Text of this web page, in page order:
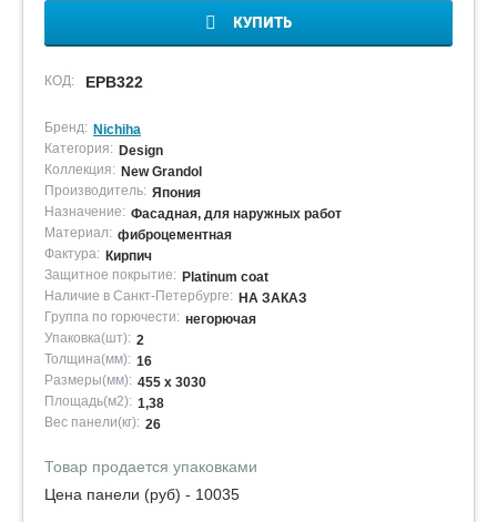
КУПИТЬ
КОД: EPB322
Бренд: Nichiha
Категория: Design
Коллекция: New Grandol
Производитель: Япония
Назначение: Фасадная, для наружных работ
Материал: фиброцементная
Фактура: Кирпич
Защитное покрытие: Platinum coat
Наличие в Санкт-Петербурге: НА ЗАКАЗ
Группа по горючести: негорючая
Упаковка(шт): 2
Толщина(мм): 16
Размеры(мм): 455 х 3030
Площадь(м2): 1,38
Вес панели(кг): 26
Товар продается упаковками
Цена панели (руб) - 10035